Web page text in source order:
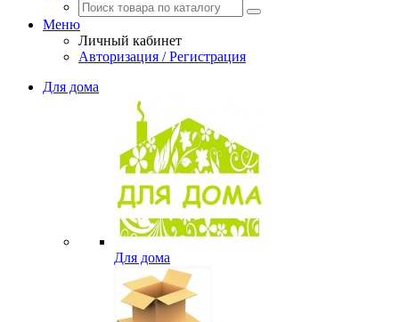
Меню
Личный кабинет
Авторизация / Регистрация
Для дома
Для дома